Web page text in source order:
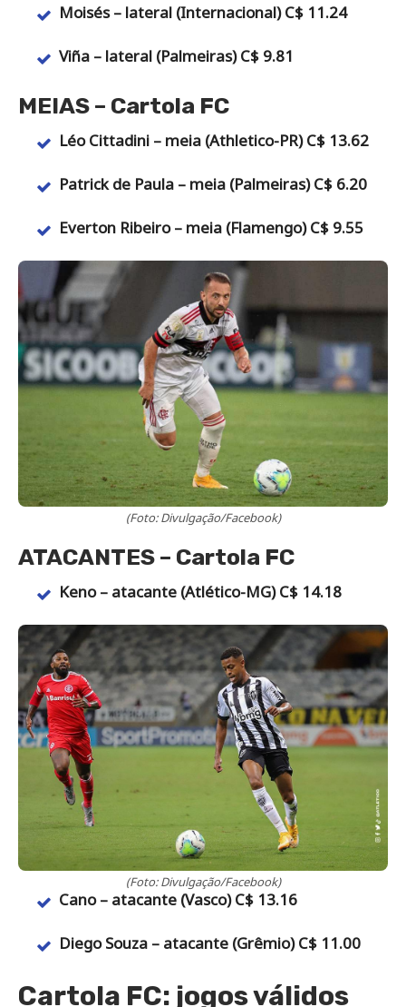
Moisés – lateral (Internacional) C$ 11.24
Viña – lateral (Palmeiras) C$ 9.81
MEIAS – Cartola FC
Léo Cittadini – meia (Athletico-PR) C$ 13.62
Patrick de Paula – meia (Palmeiras) C$ 6.20
Everton Ribeiro – meia (Flamengo) C$ 9.55
(Foto: Divulgação/Facebook)
ATACANTES – Cartola FC
Keno – atacante (Atlético-MG) C$ 14.18
(Foto: Divulgação/Facebook)
Cano – atacante (Vasco) C$ 13.16
Diego Souza – atacante (Grêmio) C$ 11.00
Cartola FC: jogos válidos